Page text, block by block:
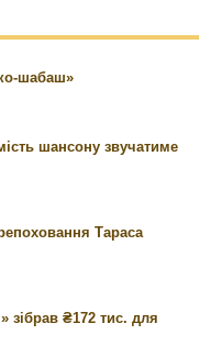
шабаш»
шансону звучатиме
Тараса
зібрав ₴172 тис. для